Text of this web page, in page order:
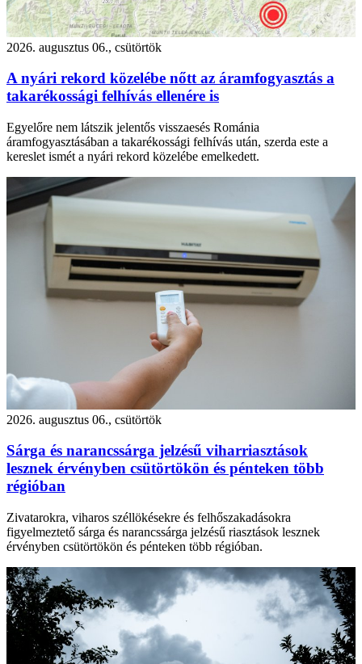
2026. augusztus 06., csütörtök
A nyári rekord közelébe nőtt az áramfogyasztás a
takarékossági felhívás ellenére is
Egyelőre nem látszik jelentős visszaesés Románia
áramfogyasztásában a takarékossági felhívás után, szerda este a
kereslet ismét a nyári rekord közelébe emelkedett.
2026. augusztus 06., csütörtök
Sárga és narancssárga jelzésű viharriasztások
lesznek érvényben csütörtökön és pénteken több
régióban
Zivatarokra, viharos széllökésekre és felhőszakadásokra
figyelmeztető sárga és narancssárga jelzésű riasztások lesznek
érvényben csütörtökön és pénteken több régióban.